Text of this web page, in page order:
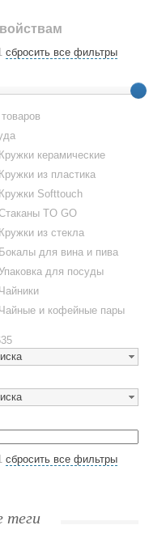
сбросить все фильтры
Кружки керамические
Кружки из пластика
Кружки Softtouch
TO GO
Кружки из стекла
Бокалы для вина и пива
для посуды
Чайники
Чайные и кофейные пары
посуды
сервировки
кружки
и блокноты
ежедневники
сбросить все фильтры
теги